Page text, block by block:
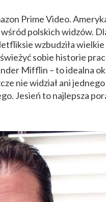
Prime Video.
polskich widzów.
wzbudziła wielkie
sobie historie
Mifflin – to idealna
nie widział ani
Jesień to najlepsza